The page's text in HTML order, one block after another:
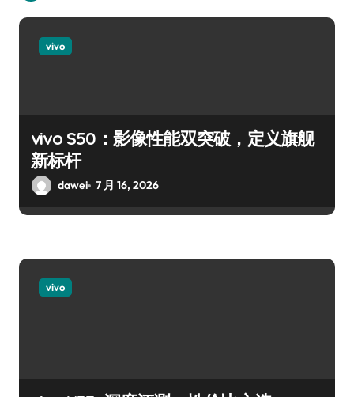
vivo
vivo S50：影像性能双突破，定义旗舰
新标杆
dawei 7 月 16, 2026
vivo